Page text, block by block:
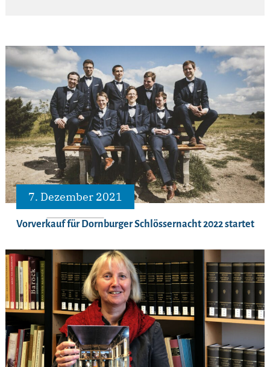
7. Dezember 2021
Vorverkauf für Dornburger Schlössernacht 2022 startet